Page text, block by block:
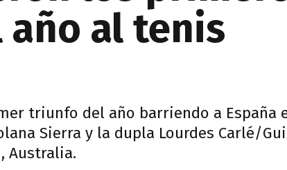
al tenis
triunfo del año barriendo a España
Sierra y la dupla Lourdes Carlé/
Australia.